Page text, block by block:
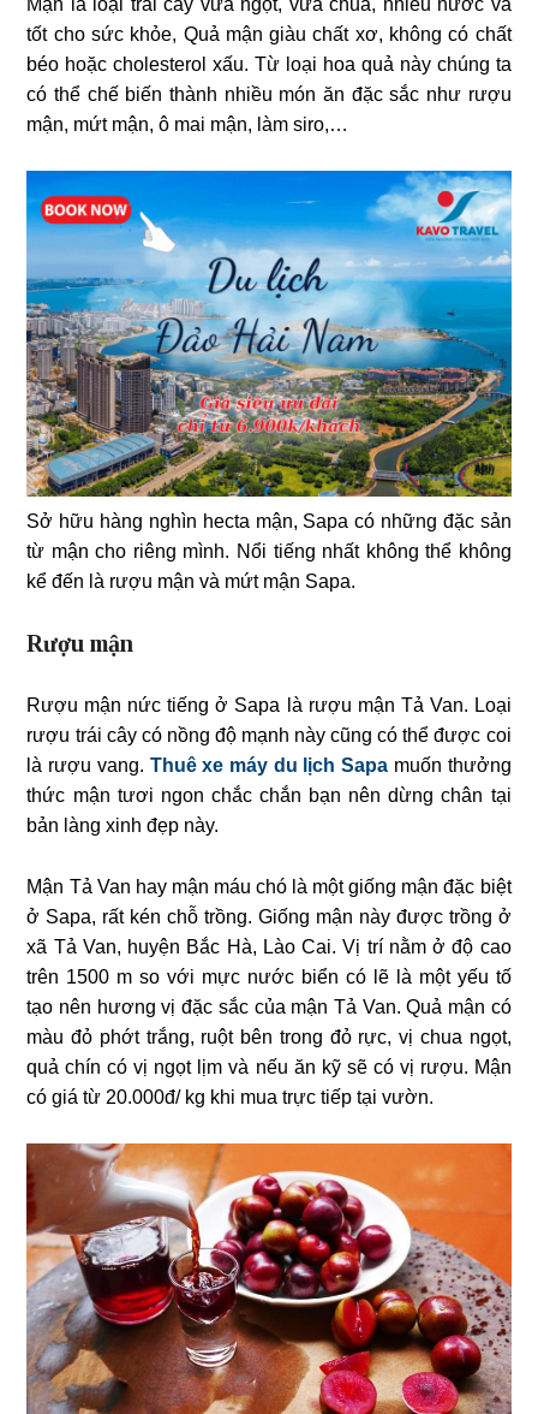
Mận là loại trái cây vừa ngọt, vừa chua, nhiều nước và
tốt cho sức khỏe, Quả mận giàu chất xơ, không có chất
béo hoặc cholesterol xấu. Từ loại hoa quả này chúng ta
có thể chế biến thành nhiều món ăn đặc sắc như rượu
mận, mứt mận, ô mai mận, làm siro,…
Sở hữu hàng nghìn hecta mận, Sapa có những đặc sản
từ mận cho riêng mình. Nổi tiếng nhất không thể không
kể đến là rượu mận và mứt mận Sapa.
Rượu mận
Rượu mận nức tiếng ở Sapa là rượu mận Tả Van. Loại
rượu trái cây có nồng độ mạnh này cũng có thể được coi
là rượu vang. Thuê xe máy du lịch Sapa muốn thưởng
thức mận tươi ngon chắc chắn bạn nên dừng chân tại
bản làng xinh đẹp này.
Mận Tả Van hay mận máu chó là một giống mận đặc biệt
ở Sapa, rất kén chỗ trồng. Giống mận này được trồng ở
xã Tả Van, huyện Bắc Hà, Lào Cai. Vị trí nằm ở độ cao
trên 1500 m so với mực nước biển có lẽ là một yếu tố
tạo nên hương vị đặc sắc của mận Tả Van. Quả mận có
màu đỏ phớt trắng, ruột bên trong đỏ rực, vị chua ngọt,
quả chín có vị ngọt lịm và nếu ăn kỹ sẽ có vị rượu. Mận
có giá từ 20.000đ/ kg khi mua trực tiếp tại vườn.